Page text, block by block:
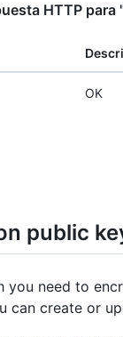
HTTP
OK
public
you need to
can create or